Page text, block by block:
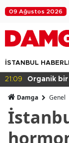
09 Ağustos 2026
İSTANBUL
benim
Damga Genel